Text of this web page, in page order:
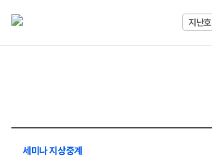
지난호
세미나 지상중계